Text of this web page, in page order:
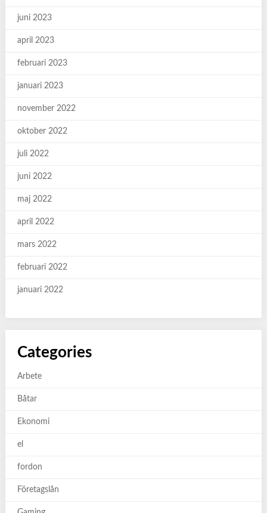
juni 2023
april 2023
februari 2023
januari 2023
november 2022
oktober 2022
juli 2022
juni 2022
maj 2022
april 2022
mars 2022
februari 2022
januari 2022
Categories
Arbete
Båtar
Ekonomi
el
fordon
Företagslån